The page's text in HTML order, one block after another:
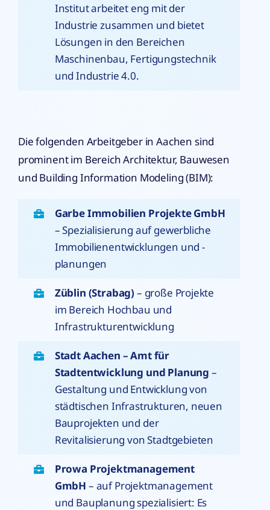
Institut arbeitet eng mit der
Industrie zusammen und bietet
Lösungen in den Bereichen
Maschinenbau, Fertigungstechnik
und Industrie 4.0.
Die folgenden Arbeitgeber in Aachen sind
prominent im Bereich Architektur, Bauwesen
und Building Information Modeling (BIM):
Garbe Immobilien Projekte GmbH
– Spezialisierung auf gewerbliche
Immobilienentwicklungen und -
planungen
Züblin (Strabag) – große Projekte
im Bereich Hochbau und
Infrastrukturentwicklung
Stadt Aachen – Amt für
Stadtentwicklung und Planung –
Gestaltung und Entwicklung von
städtischen Infrastrukturen, neuen
Bauprojekten und der
Revitalisierung von Stadtgebieten
Prowa Projektmanagement
GmbH – auf Projektmanagement
und Bauplanung spezialisiert: Es